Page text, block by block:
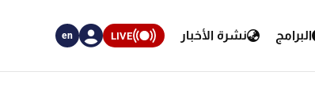
البرامج نشرة الأخبار LIVE
en